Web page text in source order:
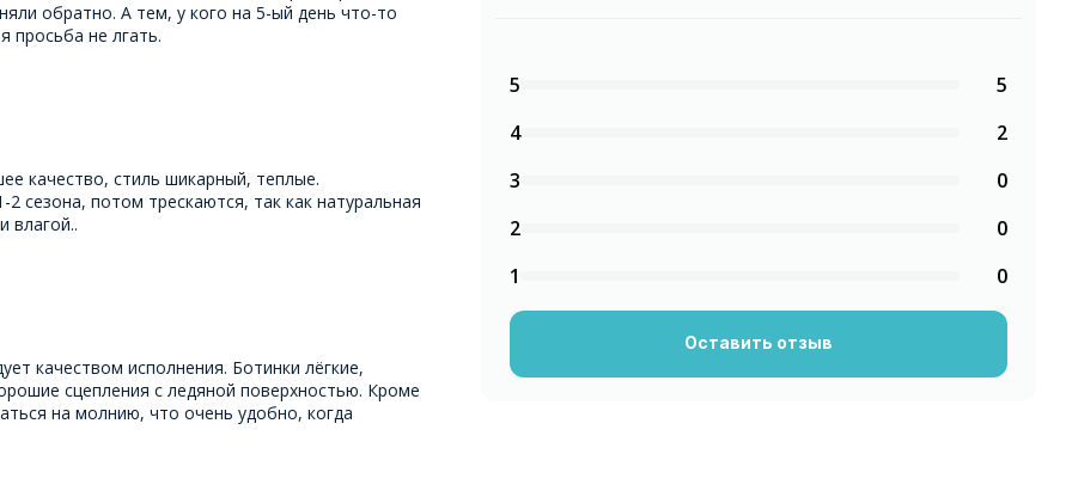
обратно. А тем, у кого на 5-ый день что-то
просьба не лгать.
качество, стиль шикарный, теплые.
сезона, потом трескаются, так как натуральная
влагой..
качеством исполнения. Ботинки лёгкие,
сцепления с ледяной поверхностью. Кроме
на молнию, что очень удобно, когда
5
5
4
2
3
0
2
0
1
0
Оставить отзыв